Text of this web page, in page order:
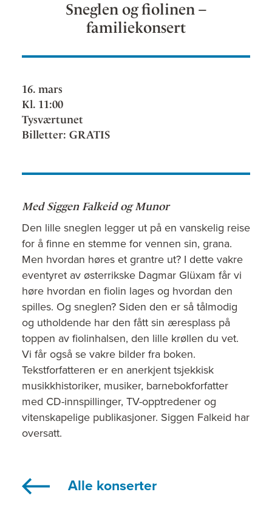
Sneglen og fiolinen –
familiekonsert
Med Siggen Falkeid og Munor
Den lille sneglen legger ut på en vanskelig reise
for å finne en stemme for vennen sin, grana.
Men hvordan høres et grantre ut? I dette vakre
eventyret av østerrikske Dagmar Glüxam får vi
høre hvordan en fiolin lages og hvordan den
spilles. Og sneglen? Siden den er så tålmodig
og utholdende har den fått sin æresplass på
toppen av fiolinhalsen, den lille krøllen du vet.
Vi får også se vakre bilder fra boken.
Tekstforfatteren er en anerkjent tsjekkisk
musikkhistoriker, musiker, barnebokforfatter
med CD-innspillinger, TV-opptredener og
vitenskapelige publikasjoner. Siggen Falkeid har
oversatt.
16. mars
Kl. 11:00
Tysværtunet
Billetter: GRATIS
Alle konserter